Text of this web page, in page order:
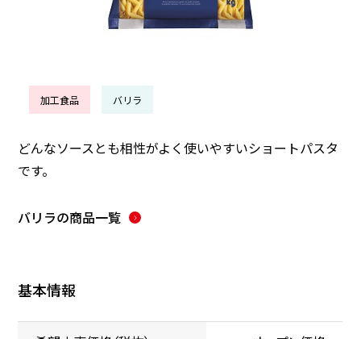
加工食品 バリラ
どんなソースとも相性がよく使いやすいショートパスタ
です。
バリラの商品一覧
基本情報